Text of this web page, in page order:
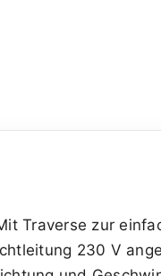
Traverse zur
230 V